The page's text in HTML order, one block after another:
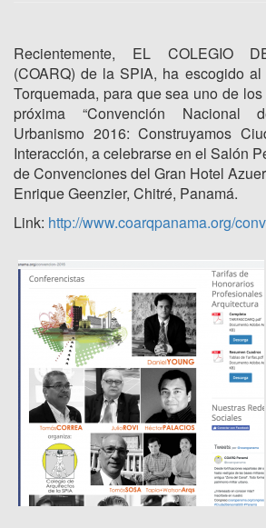
Recientemente, EL COLEGIO
(COARQ) de la SPIA, ha escogido
Torquemada, para que sea uno de
próxima “Convención Nacional
Urbanismo 2016: Construyamos
Interacción, a celebrarse en el Salón
de Convenciones del Gran Hotel
Enrique Geenzier, Chitré, Panamá.
Link: http://www.coarqpanama.org/